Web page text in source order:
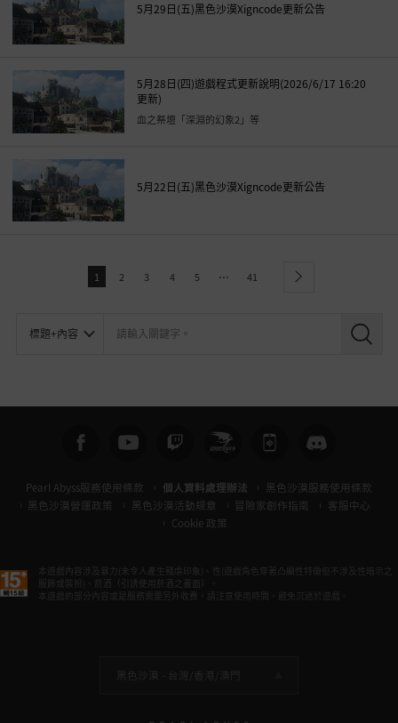
5月29日(五)黑色沙漠Xigncode更新公告
5月28日(四)遊戲程式更新說明(2026/6/17 16:20
更新)
血之祭壇「深淵的幻象2」等
5月22日(五)黑色沙漠Xigncode更新公告
1 2 3 4 5 ... 41 next
Pearl Abyss服務使用條款 個人資料處理辦法
黑色沙漠服務使用條款
黑色沙漠營運政策
黑色沙漠活動規章 冒險家創作指南
客服中心
Cookie 政策
本遊戲內容涉及暴力(未令人產生殘虐印象)、性(遊戲角色穿著凸顯性特徵但不涉及性暗示之
服飾或裝扮)、菸酒（引誘使用菸酒之畫面）。
本遊戲的部分內容或是服務需要另外收費。請注意使用時間，避免沉迷於遊戲。
黑色沙漠 - 台灣/香港/澳門